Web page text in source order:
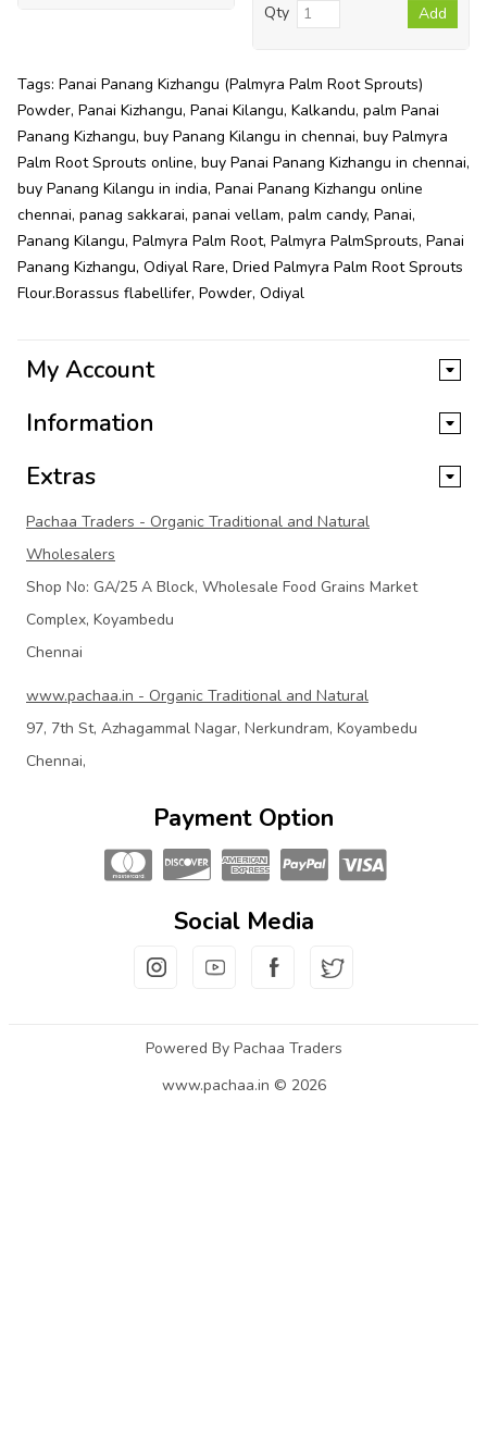
Qty Add
Tags: Panai Panang Kizhangu (Palmyra Palm Root Sprouts)
Powder, Panai Kizhangu, Panai Kilangu, Kalkandu, palm Panai
Panang Kizhangu, buy Panang Kilangu in chennai, buy Palmyra
Palm Root Sprouts online, buy Panai Panang Kizhangu in chennai,
buy Panang Kilangu in india, Panai Panang Kizhangu online
chennai, panag sakkarai, panai vellam, palm candy, Panai,
Panang Kilangu, Palmyra Palm Root, Palmyra PalmSprouts, Panai
Panang Kizhangu, Odiyal Rare, Dried Palmyra Palm Root Sprouts
Flour.Borassus flabellifer, Powder, Odiyal
My Account
Information
Extras
Pachaa Traders - Organic Traditional and Natural
Wholesalers
Shop No: GA/25 A Block, Wholesale Food Grains Market
Complex, Koyambedu
Chennai
www.pachaa.in - Organic Traditional and Natural
97, 7th St, Azhagammal Nagar, Nerkundram, Koyambedu
Chennai,
Payment Option
Social Media
Powered By Pachaa Traders
www.pachaa.in © 2026